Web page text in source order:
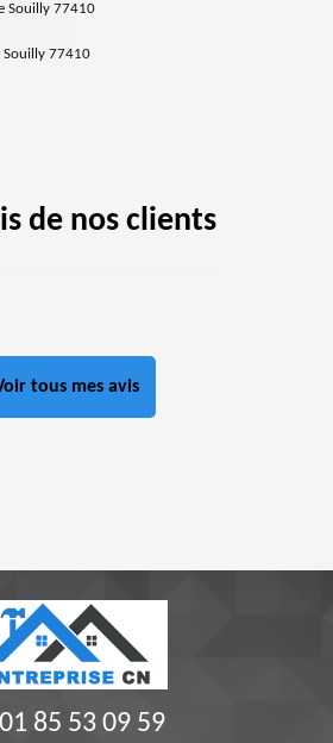
Souilly 77410
Souilly 77410
de nos clients
tous mes avis
01 85 53 09 59